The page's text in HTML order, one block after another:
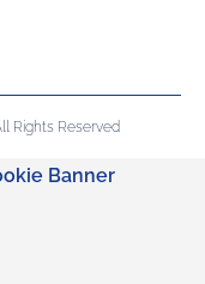
Rights Reserved
Banner